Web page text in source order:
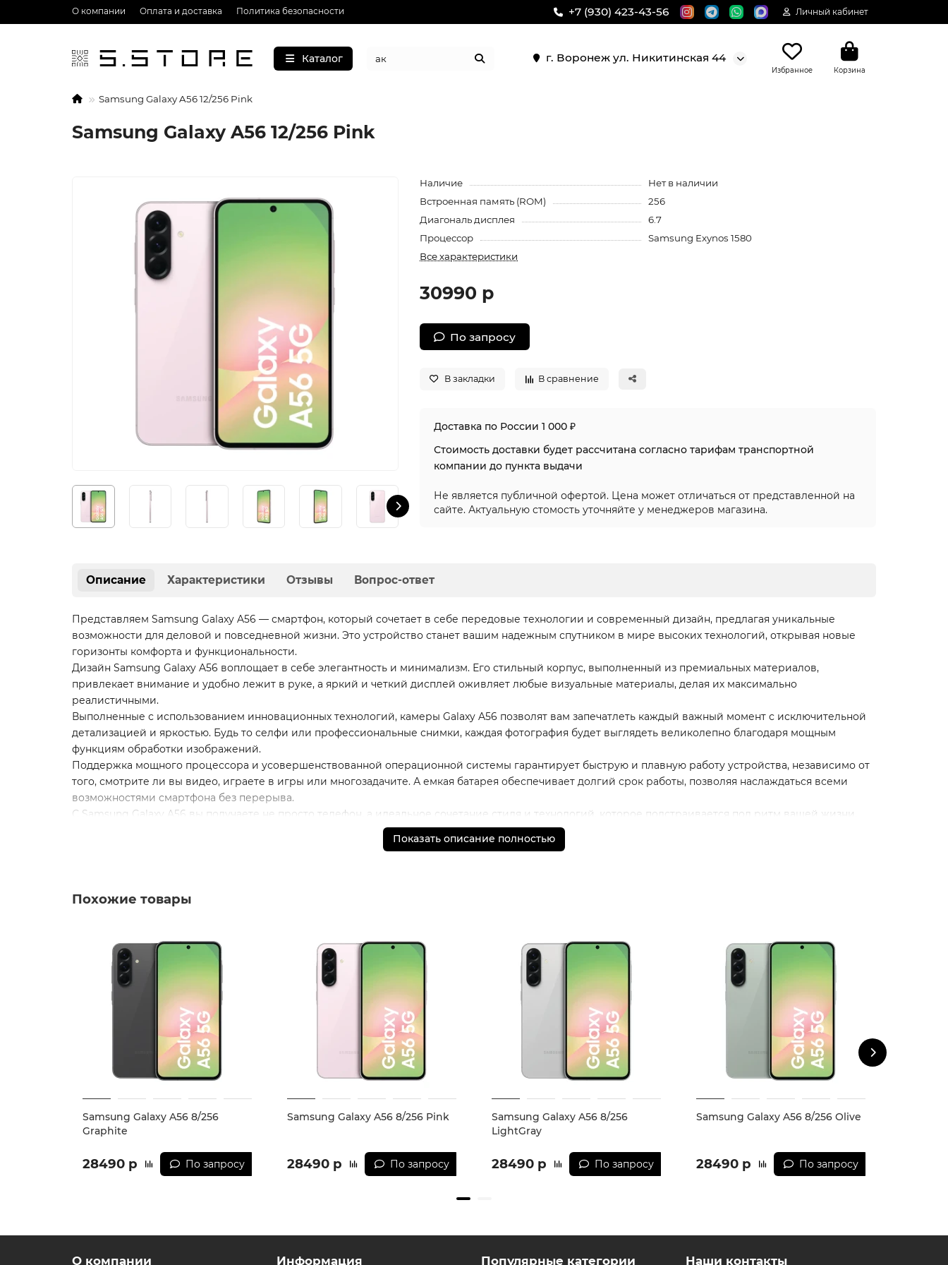
О компании Оплата и доставка Политика безопасности +7 (930) 423-43-56 Личный кабинет
Каталог г. Воронеж ул. Никитинская 44
Избранное Корзина
Samsung Galaxy A56 12/256 Pink
Samsung Galaxy A56 12/256 Pink
Наличие
Нет в наличии
Встроенная память (ROM)
256
Диагональ дисплея
6.7
Процессор
Samsung Exynos 1580
Все характеристики
30990 р
По запросу
В закладки В сравнение
Доставка по России 1 000 ₽
Стоимость доставки будет рассчитана согласно тарифам транспортной
компании до пункта выдачи
Не является публичной офертой. Цена может отличаться от представленной на
сайте. Актуальную стомость уточняйте у менеджеров магазина.
Описание Характеристики Отзывы Вопрос-ответ
Представляем Samsung Galaxy A56 — смартфон, который сочетает в себе передовые технологии и современный дизайн, предлагая уникальные
возможности для деловой и повседневной жизни. Это устройство станет вашим надежным спутником в мире высоких технологий, открывая новые
горизонты комфорта и функциональности.
Дизайн Samsung Galaxy A56 воплощает в себе элегантность и минимализм. Его стильный корпус, выполненный из премиальных материалов,
привлекает внимание и удобно лежит в руке, а яркий и четкий дисплей оживляет любые визуальные материалы, делая их максимально
реалистичными.
Выполненные с использованием инновационных технологий, камеры Galaxy A56 позволят вам запечатлеть каждый важный момент с исключительной
детализацией и яркостью. Будь то селфи или профессиональные снимки, каждая фотография будет выглядеть великолепно благодаря мощным
функциям обработки изображений.
Поддержка мощного процессора и усовершенствованной операционной системы гарантирует быструю и плавную работу устройства, независимо от
того, смотрите ли вы видео, играете в игры или многозадачите. А емкая батарея обеспечивает долгий срок работы, позволяя наслаждаться всеми
возможностями смартфона без перерыва.
С Samsung Galaxy A56 вы получаете не просто телефон, а идеальное сочетание стиля и технологий, которое подстраивается под ритм вашей жизни,
предлагая максимум возможностей в удобной и привлекательной форме.
Показать описание полностью
Похожие товары
Samsung Galaxy A56 8/256
Graphite
28490 р По запросу
Samsung Galaxy A56 8/256 Pink
28490 р По запросу
Samsung Galaxy A56 8/256
LightGray
28490 р По запросу
Samsung Galaxy A56 8/256 Olive
28490 р По запросу
О компании Информация Популярные категории Наши контакты